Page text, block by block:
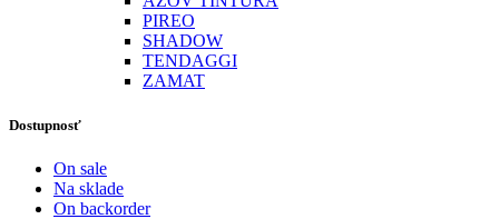
PIREO
SHADOW
TENDAGGI
ZAMAT
Dostupnosť
On sale
Na sklade
On backorder